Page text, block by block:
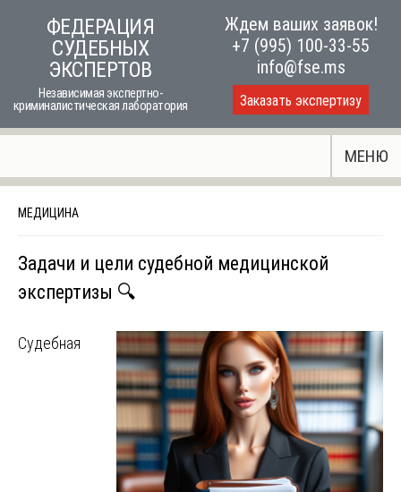
ФЕДЕРАЦИЯ
СУДЕБНЫХ
ЭКСПЕРТОВ
Независимая экспертно-
криминалистическая лаборатория
Ждем ваших заявок!
+7 (995) 100-33-55
info@fse.ms
Заказать экспертизу
МЕНЮ
МЕДИЦИНА
Задачи и цели судебной медицинской
экспертизы 🔍
Судебная